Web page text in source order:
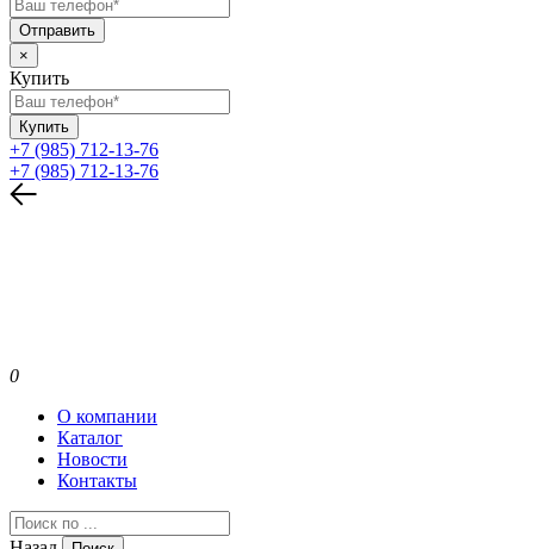
Отправить
×
Купить
Купить
+7 (985) 712-13-76
+7 (985) 712-13-76
0
О компании
Каталог
Новости
Контакты